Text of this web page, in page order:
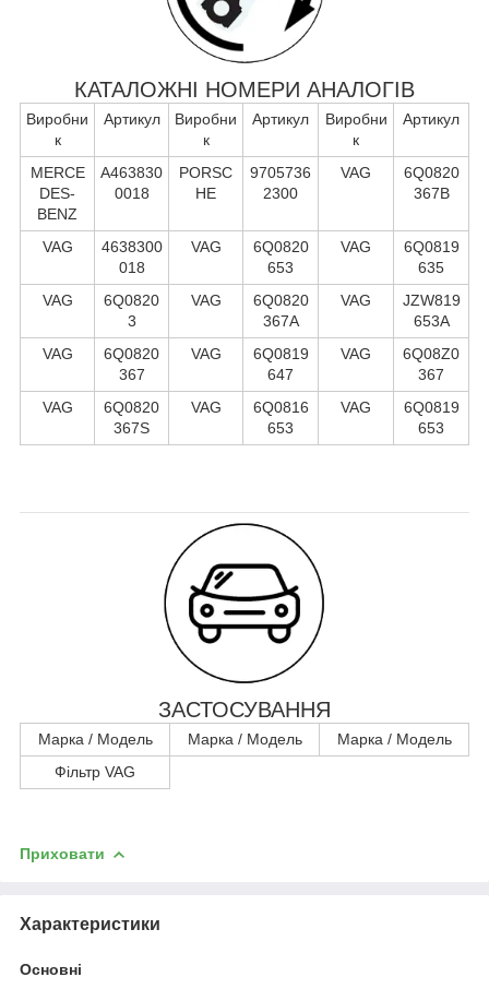
КАТАЛОЖНІ НОМЕРИ АНАЛОГІВ
Виробни
к
Артикул
Виробни
к
Артикул
Виробни
к
Артикул
MERCE
DES-
BENZ
A463830
0018
PORSC
HE
9705736
2300
VAG
6Q0820
367B
VAG
4638300
018
VAG
6Q0820
653
VAG
6Q0819
635
VAG
6Q0820
3
VAG
6Q0820
367A
VAG
JZW819
653A
VAG
6Q0820
367
VAG
6Q0819
647
VAG
6Q08Z0
367
VAG
6Q0820
367S
VAG
6Q0816
653
VAG
6Q0819
653
ЗАСТОСУВАННЯ
Марка / Модель Марка / Модель
Марка / Модель
Фільтр VAG
Приховати
Характеристики
Основні